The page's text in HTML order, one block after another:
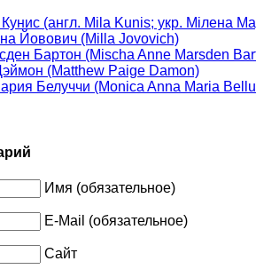
(англ. Mila Kunis; укр. Мілена
Йовович (Milla Jovovich)
Бартон (Mischa Anne Marsden
(Matthew Paige Damon)
Белуччи (Monica Anna Maria
Имя (обязательное)
E-Mail (обязательное)
Сайт